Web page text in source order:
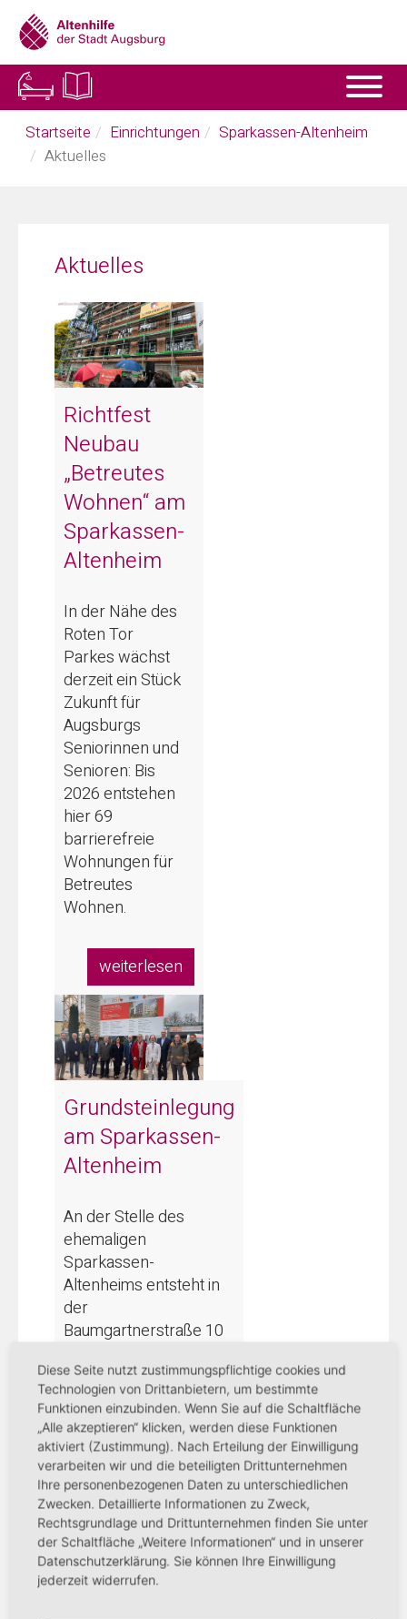
Skip
main
content
You
are
Startseite Einrichtungen
Sparkassen-Altenheim
Aktuelles
Aktuelles
Richtfest
Neubau
„Betreutes
Wohnen“ am
Sparkassen-
Altenheim
In der Nähe des
Roten Tor
Parkes wächst
derzeit ein Stück
Zukunft für
Augsburgs
Seniorinnen und
Senioren: Bis
2026 entstehen
hier 69
barrierefreie
Wohnungen für
Betreutes
Wohnen.
weiterlesen
Grundsteinlegung
am Sparkassen-
Altenheim
An der Stelle des
ehemaligen
Sparkassen-
Altenheims entsteht in
der
Baumgartnerstraße 10
das Sparkassen
Seniorenwohnheim.
Die Arbeiten sind
Anfang des Jahres
gestartet. Jetzt folgte
als symbolischer Akt ...
weiterlesen
Diese Seite nutzt zustimmungspflichtige cookies und
Technologien von Drittanbietern, um bestimmte
Funktionen einzubinden. Wenn Sie auf die Schaltfläche
„Alle akzeptieren“ klicken, werden diese Funktionen
aktiviert (Zustimmung). Nach Erteilung der Einwilligung
verarbeiten wir und die beteiligten Drittunternehmen
Ihre personenbezogenen Daten zu unterschiedlichen
Zwecken. Detaillierte Informationen zu Zweck,
Rechtsgrundlage und Drittunternehmen finden Sie unter
der Schaltfläche „Weitere Informationen“ und in unserer
Datenschutzerklärung. Sie können Ihre Einwilligung
jederzeit widerrufen.